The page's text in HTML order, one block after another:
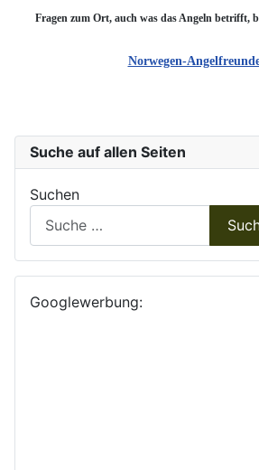
Fragen zum Ort, auch was das Angeln betrifft,
Norwegen-
Suche auf allen Seiten
Suchen
Googlewerbung: